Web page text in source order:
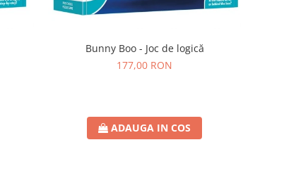
Bunny Boo - Joc de logică
177,00 RON
ADAUGA IN COS